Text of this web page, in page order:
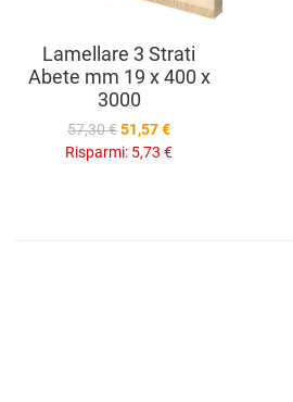
Lamellare 3 Strati
Abete mm 19 x 400 x
3000
57,30 €51,57 €
Risparmi: 5,73 €